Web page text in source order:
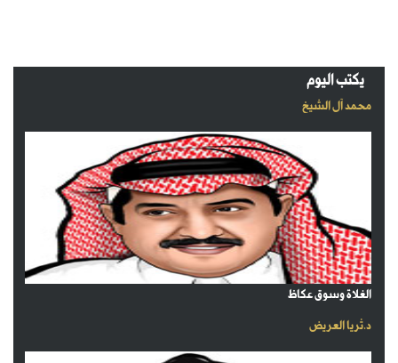
يكتب اليوم
محمد آل الشيخ
الغلاة وسوق عكاظ
د.ثريا العريض